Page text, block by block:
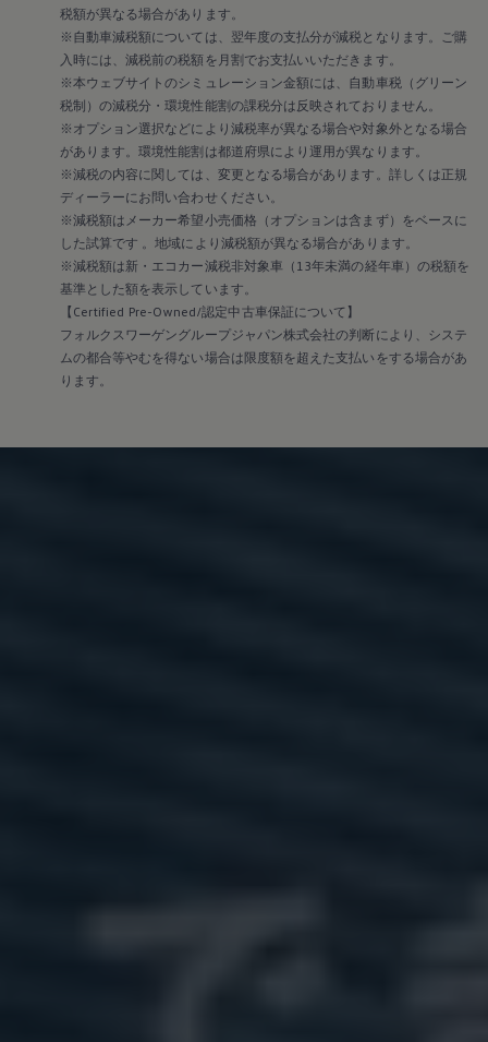
税額が異なる場合があります。
※自動車減税額については、翌年度の支払分が減税となります。ご購
入時には、減税前の税額を月割でお支払いいただきます。
※本ウェブサイトのシミュレーション金額には、自動車税（グリーン
税制）の減税分・環境性能割の課税分は反映されておりません。
※オプション選択などにより減税率が異なる場合や対象外となる場合
があります。環境性能割は都道府県により運用が異なります。
※減税の内容に関しては、変更となる場合があります。詳しくは正規
ディーラーにお問い合わせください。
※減税額はメーカー希望小売価格（オプションは含まず）をベースに
した試算です 。地域により減税額が異なる場合があります。
※減税額は新・エコカー減税非対象車（13年未満の経年車）の税額を
基準とした額を表示しています。
【Certified Pre-Owned/認定中古車保証について】
フォルクスワーゲングループジャパン株式会社の判断により、システ
ムの都合等やむを得ない場合は限度額を超えた支払いをする場合があ
ります。